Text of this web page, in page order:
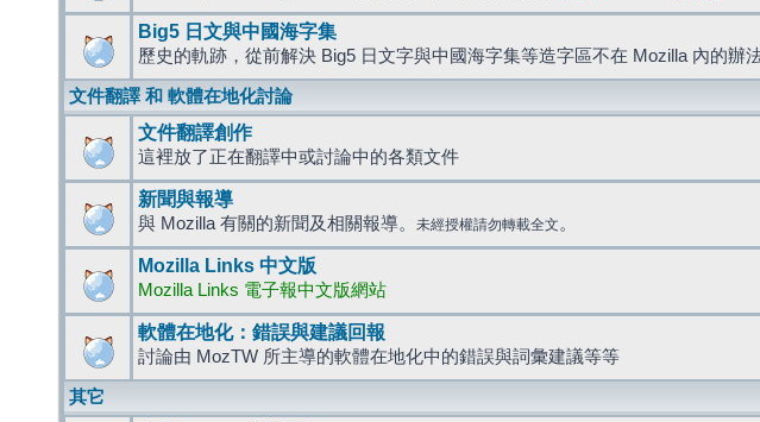
Big5 日文與中國海字集
歷史的軌跡，從前解決 Big5 日文字與中國海字集等造字區不在 Mozilla 內的辦
文件翻譯 和 軟體在地化討論
文件翻譯創作
這裡放了正在翻譯中或討論中的各類文件
新聞與報導
與 Mozilla 有關的新聞及相關報導。 未經授權請勿轉載全文 。
Mozilla Links 中文版
Mozilla Links 電子報中文版網站
軟體在地化：錯誤與建議回報
討論由 MozTW 所主導的軟體在地化中的錯誤與詞彙建議等等
其它